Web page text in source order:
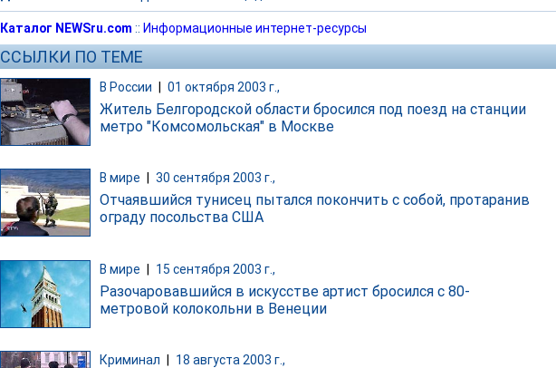
Каталог NEWSru.com :: Информационные интернет-ресурсы
ССЫЛКИ ПО ТЕМЕ
В России 01 октября 2003 г.,
Житель Белгородской области бросился под поезд на станции
метро "Комсомольская" в Москве
В мире 30 сентября 2003 г.,
Отчаявшийся тунисец пытался покончить с собой, протаранив
ограду посольства США
В мире | 15 сентября 2003 г.,
Разочаровавшийся в искусстве артист бросился с 80-
метровой колокольни в Венеции
Криминал 18 августа 2003 г.,